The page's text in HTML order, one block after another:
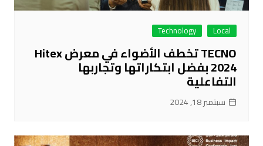
Local
Technology
TECNO تخطف الأضواء في معرض Hitex
2024 بفضل ابتكاراتها وتجاربها
التفاعلية
سبتمبر 18, 2024